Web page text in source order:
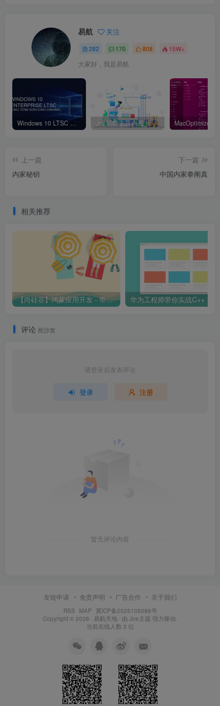
易航 关注
282 170 808 15W+
大家好，我是易航
Windows 10 LTSC 版本：丝滑稳定无广告 Joe易航主题内置 icon 图标大全
上一篇
内家秘钥
下一篇
中国内家拳阐真
相关推荐
【尚硅谷】鸿蒙应用开发 - 带源码课件
评论 抢沙发
请登录后发表评论
登录 注册
暂无评论内容
友链申请 免责声明 广告合作 关于我们
RSS MAP
冀ICP备2025105088号
Copyright © 2026 · 易航天地 · 由 Joe主题 强力驱动.
当前在线人数 3 位